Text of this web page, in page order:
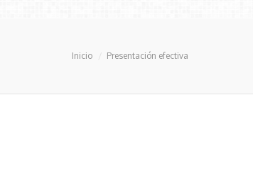
Inicio Presentación efectiva